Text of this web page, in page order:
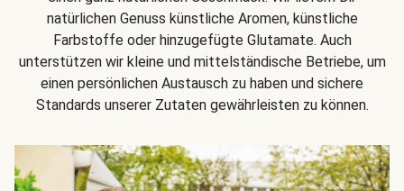
natürlichen Genuss künstliche Aromen, künstliche
Farbstoffe oder hinzugefügte Glutamate. Auch
unterstützen wir kleine und mittelständische Betriebe, um
einen persönlichen Austausch zu haben und sichere
Standards unserer Zutaten gewährleisten zu können.